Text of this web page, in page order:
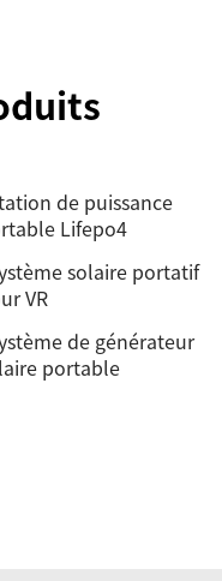
de puissance
Lifepo4
solaire portatif
VR
de générateur
portable